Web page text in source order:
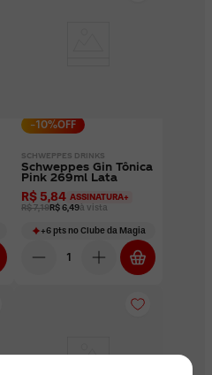
-10%OFF
SCHWEPPES DRINKS
Schweppes Gin Tônica
Pink 269ml Lata
R$ 5,84 ASSINATURA+
R$ 7,19R$ 6,49à vista
+6ptsno Clube da Magia